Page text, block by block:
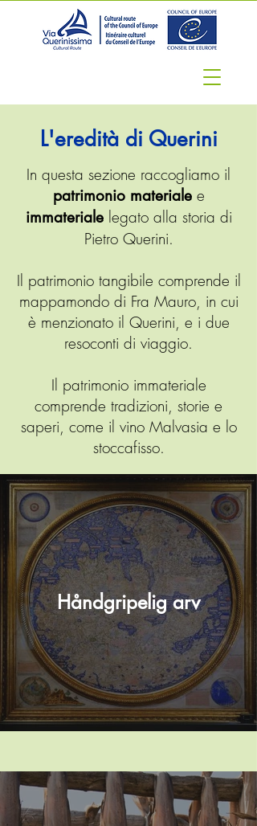
L'eredità di Querini
In questa sezione raccogliamo il
patrimonio materialee
immaterialelegato alla storia di
Pietro Querini.
Il patrimonio tangibile comprende il
mappamondo di Fra Mauro, in cui
è menzionato il Querini, e i due
resoconti di viaggio.
Il patrimonio immateriale
comprende tradizioni, storie e
saperi, come il vino Malvasia e lo
stoccafisso.
Håndgripelig arv